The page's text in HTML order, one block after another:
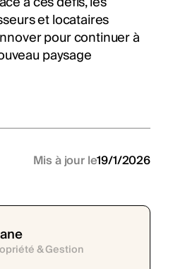
et locataires
pour continuer à
paysage
Mis à jour le19/1/2026
& Gestion